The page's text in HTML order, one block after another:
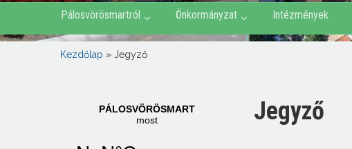
Pálosvörösmartról Önkormányzat Intézmények
Kezdőlap » Jegyző
Jegyző